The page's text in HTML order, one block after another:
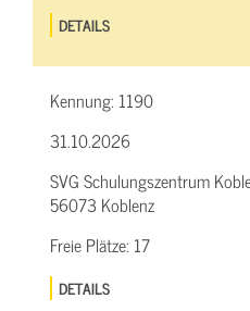
DETAILS
Kennung: 1190
31.10.2026
SVG Schulungszentrum
56073 Koblenz
Freie Plätze: 17
DETAILS